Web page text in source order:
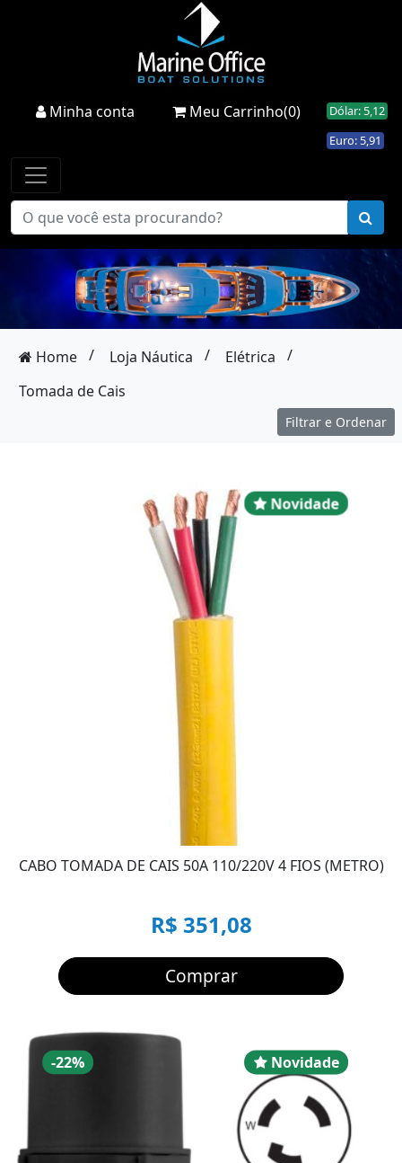
Minha conta Meu Carrinho(0)
Dólar: 5,12
Euro: 5,91
Home / Loja Náutica / Elétrica
/
Tomada de Cais
Filtrar e Ordenar
Novidade
CABO TOMADA DE CAIS 50A 110/220V 4 FIOS (METRO)
R$ 351,08
Comprar
-22%Desconto Novidade